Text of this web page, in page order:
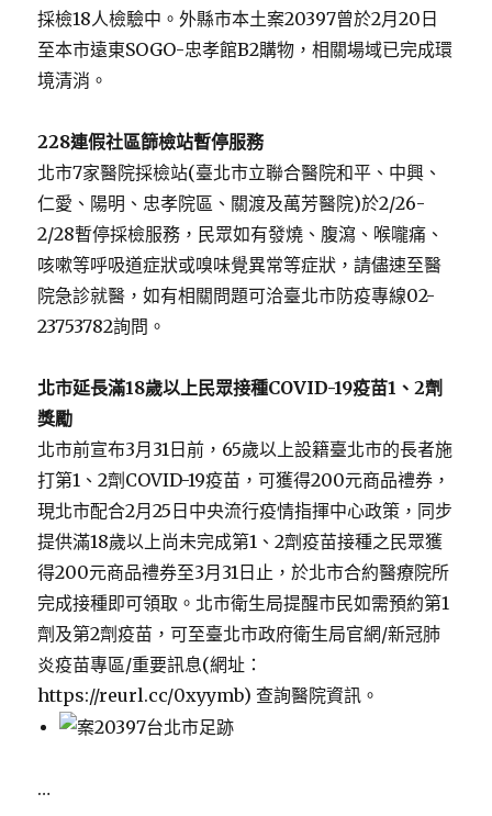
採檢18人檢驗中。外縣市本土案20397曾於2月20日
至本市遠東SOGO-忠孝館B2購物，相關場域已完成環
境清消。
228連假社區篩檢站暫停服務
北市7家醫院採檢站(臺北市立聯合醫院和平、中興、
仁愛、陽明、忠孝院區、關渡及萬芳醫院)於2/26-
2/28暫停採檢服務，民眾如有發燒、腹瀉、喉嚨痛、
咳嗽等呼吸道症狀或嗅味覺異常等症狀，請儘速至醫
院急診就醫，如有相關問題可洽臺北市防疫專線02-
23753782詢問。
北市延長滿18歲以上民眾接種COVID-19疫苗1 、2劑
獎勵
北市前宣布3月31日前，65歲以上設籍臺北市的長者施
打第1、2劑COVID-19疫苗，可獲得200元商品禮券，
現北市配合2月25日中央流行疫情指揮中心政策，同步
提供滿18歲以上尚未完成第1、2劑疫苗接種之民眾獲
得200元商品禮券至3月31日止，於北市合約醫療院所
完成接種即可領取。北市衛生局提醒市民如需預約第1
劑及第2劑疫苗，可至臺北市政府衛生局官網/新冠肺
炎疫苗專區/重要訊息(網址：
https://reurl.cc/0xyymb) 查詢醫院資訊。
…